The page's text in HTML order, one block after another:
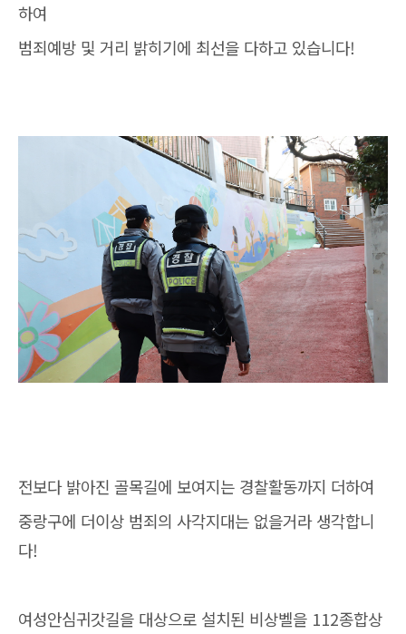
하여
범죄예방 및 거리 밝히기에 최선을 다하고 있습니다!
전보다 밝아진 골목길에 보여지는 경찰활동까지 더하여
중랑구에 더이상 범죄의 사각지대는 없을거라 생각합니
다!
여성안심귀갓길을 대상으로 설치된 비상벨을 112종합상